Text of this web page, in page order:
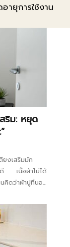
ยุการใช้งาน
ริม: หยุด
ยงเสริมมัก
เนื้อผ้าไม่ได้
ดว่าผ้าปูที่นอน